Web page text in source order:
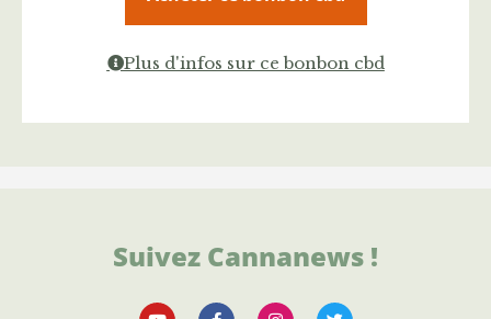
Plus d'infos sur ce bonbon cbd
Suivez Cannanews !